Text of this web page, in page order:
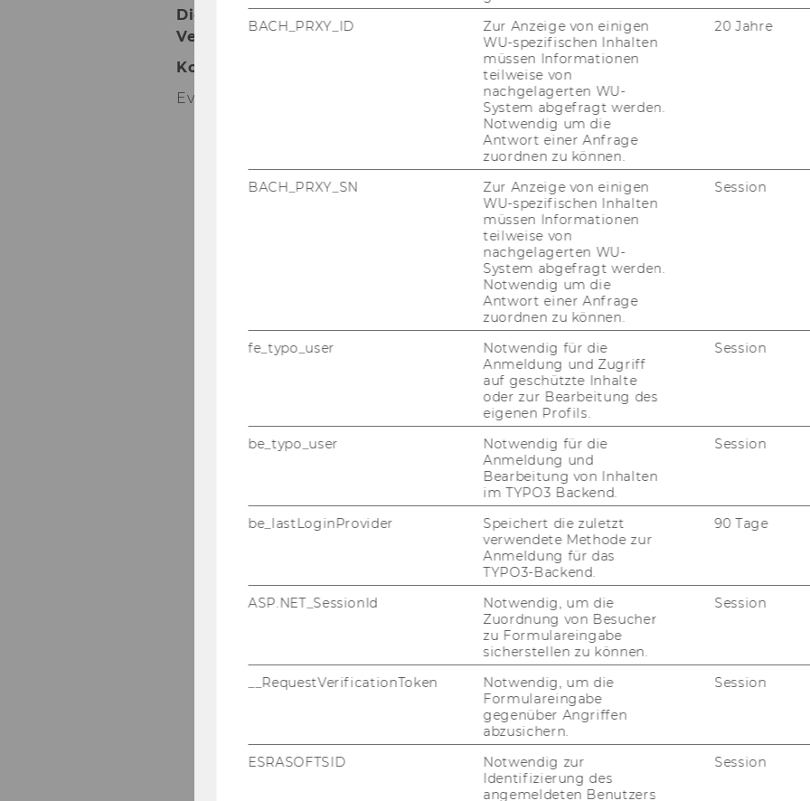
Die Er­geb­nis­se ste­hen den be­tei­lig­ten Or­ga­ni­sa­tio­nen ex­klu­siv zur
Ver­fü­gung.
Kon­takt:
Eva More-​Hollerweger
eva.more@wu.ac.at
BACH_PRXY_ID
Zur Anzeige von einigen
WU-spezifischen Inhalten
müssen Informationen
teilweise von
nachgelagerten WU-
System abgefragt werden.
Notwendig um die
Antwort einer Anfrage
zuordnen zu können.
20 Jahre
BACH_PRXY_SN
Zur Anzeige von einigen
WU-spezifischen Inhalten
müssen Informationen
teilweise von
nachgelagerten WU-
System abgefragt werden.
Notwendig um die
Antwort einer Anfrage
zuordnen zu können.
Session
fe_typo_user
Notwendig für die
Anmeldung und Zugriff
auf geschützte Inhalte
oder zur Bearbeitung des
eigenen Profils.
Session
be_typo_user
Notwendig für die
Anmeldung und
Bearbeitung von Inhalten
im TYPO3 Backend.
Session
be_lastLoginProvider
Speichert die zuletzt
verwendete Methode zur
Anmeldung für das
TYPO3-Backend.
90 Tage
ASP.NET_SessionId
Notwendig, um die
Zuordnung von Besucher
zu Formulareingabe
sicherstellen zu können.
Session
__RequestVerificationToken
Notwendig, um die
Formulareingabe
gegenüber Angriffen
abzusichern.
Session
ESRASOFTSID
Notwendig zur
Identifizierung des
angemeldeten Benutzers
Session